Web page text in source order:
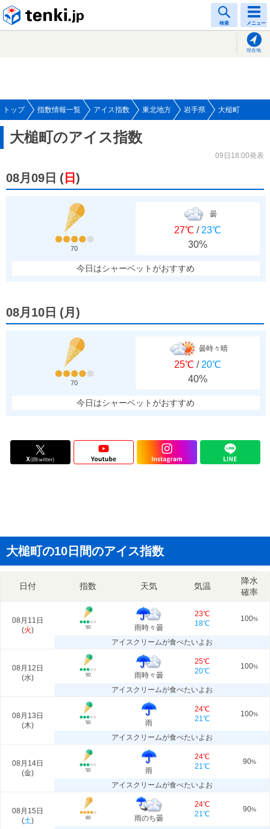
検索 メニュー
現在地
トップ 指数情報一覧 アイス指数 東北地方 岩手県 大槌町
大槌町のアイス指数
09日18:00発表
08月09日 ( 日 )
70
曇
27℃ / 23℃
30%
今日はシャーベットがおすすめ
08月10日 (月 )
70
曇時々晴
25℃ / 20℃
40%
今日はシャーベットがおすすめ
大槌町の10日間のアイス指数
日付 指数 天気 気温
降水
確率
08月11日
(火) 50 雨時々曇
23℃
18℃
100%
アイスクリームが食べたいよお
08月12日
(水) 50 雨時々曇
25℃
20℃
100%
アイスクリームが食べたいよお
08月13日
(木) 50 雨
24℃
21℃
100%
アイスクリームが食べたいよお
08月14日
(金) 50 雨
24℃
21℃
90%
アイスクリームが食べたいよお
08月15日
(土) 60 雨のち曇
24℃
21℃
90%